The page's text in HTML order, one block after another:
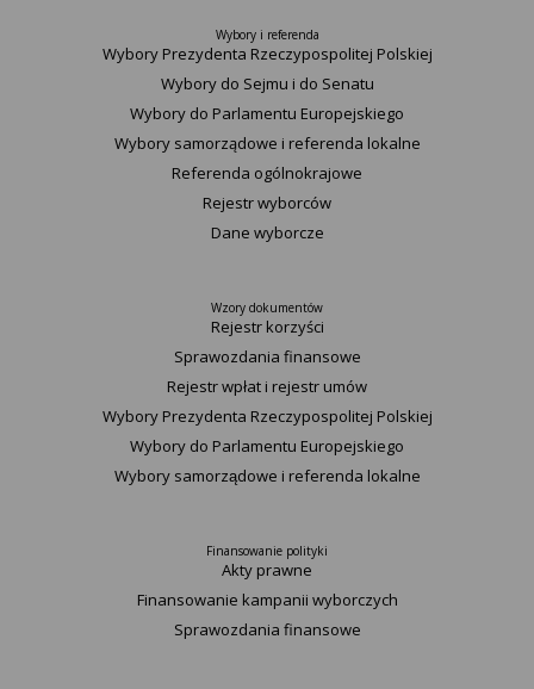
Wybory i referenda
Wybory Prezydenta Rzeczypospolitej Polskiej
Wybory do Sejmu i do Senatu
Wybory do Parlamentu Europejskiego
Wybory samorządowe i referenda lokalne
Referenda ogólnokrajowe
Rejestr wyborców
Dane wyborcze
Wzory dokumentów
Rejestr korzyści
Sprawozdania finansowe
Rejestr wpłat i rejestr umów
Wybory Prezydenta Rzeczypospolitej Polskiej
Wybory do Parlamentu Europejskiego
Wybory samorządowe i referenda lokalne
Finansowanie polityki
Akty prawne
Finansowanie kampanii wyborczych
Sprawozdania finansowe